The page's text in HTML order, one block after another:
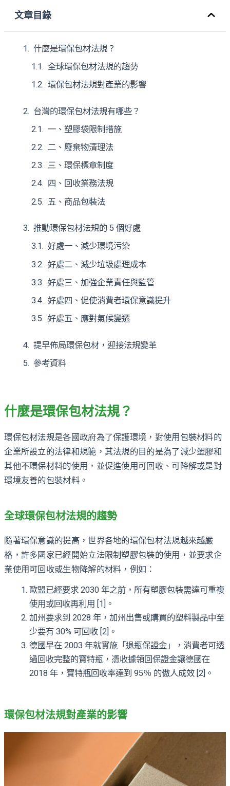
文章目錄
什麼是環保包材法規？
全球環保包材法規的趨勢
環保包材法規對產業的影響
台灣的環保包材法規有哪些？
一、塑膠袋限制措施
二、廢棄物清理法
三、環保標章制度
四、回收業務法規
五、商品包裝法
推動環保包材法規的 5 個好處
好處一、減少環境污染
好處二、減少垃圾處理成本
好處三、加強企業責任與監管
好處四、促使消費者環保意識提升
好處五、應對氣候變遷
提早佈局環保包材，迎接法規變革
參考資料
什麼是環保包材法規？
環保包材法規是各國政府為了保護環境，對使用包裝材料的
企業所設立的法律和規範，其法規的目的是為了減少塑膠和
其他不環保材料的使用，並促進使用可回收、可降解或是對
環境友善的包裝材料。
全球環保包材法規的趨勢
隨著環保意識的提高，世界各地的環保包材法規越來越嚴
格，許多國家已經開始立法限制塑膠包裝的使用，並要求企
業使用可回收或生物降解的材料，例如：
歐盟已經要求 2030 年之前，所有塑膠包裝需達可重複
使用或回收再利用 [1]。
加州要求到 2028 年，加州出售或購買的塑料製品中至
少要有 30% 可回收 [2]。
德國早在 2003 年就實施「退瓶保證金」，消費者可透
過回收完整的寶特瓶，憑收據領回保證金讓德國在
2018 年，寶特瓶回收率達到 95％ 的傲人成效 [2]。
環保包材法規對產業的影響